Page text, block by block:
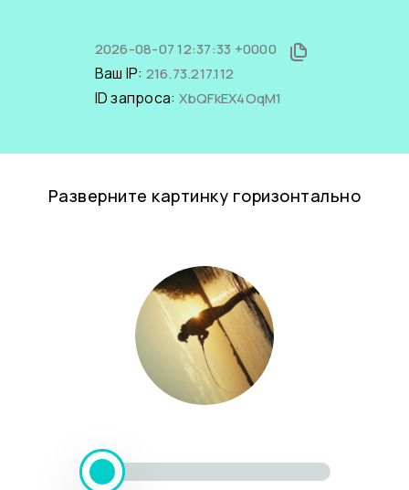
2026-08-07 12:37:33 +0000
Ваш IP: 216.73.217.112
ID запроса: XbQFkEX4OqM1
Разверните картинку горизонтально